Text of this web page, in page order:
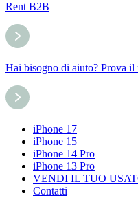
Rent B2B
Hai bisogno di aiuto? Prova il
iPhone 17
iPhone 15
iPhone 14 Pro
iPhone 13 Pro
VENDI IL TUO
Contatti